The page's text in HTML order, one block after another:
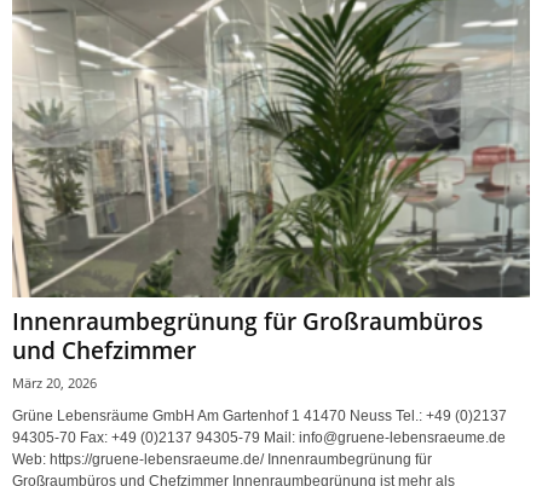
Innenraumbegrünung für Großraumbüros
und Chefzimmer
März 20, 2026
Grüne Lebensräume GmbH Am Gartenhof 1 41470 Neuss Tel.: +49 (0)2137
94305-70 Fax: +49 (0)2137 94305-79 Mail: info@gruene-lebensraeume.de
Web: https://gruene-lebensraeume.de/ Innenraumbegrünung für
Großraumbüros und Chefzimmer Innenraumbegrünung ist mehr als